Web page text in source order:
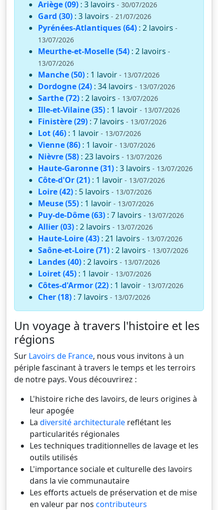
Ariège (09) : 3 lavoirs - 30/07/2026
Gard (30) : 3 lavoirs - 21/07/2026
Pyrénées-Atlantiques (64) : 2 lavoirs -
13/07/2026
Meurthe-et-Moselle (54) : 2 lavoirs -
13/07/2026
Manche (50) : 1 lavoir - 13/07/2026
Dordogne (24) : 34 lavoirs - 13/07/2026
Sarthe (72) : 2 lavoirs - 13/07/2026
Ille-et-Vilaine (35) : 1 lavoir - 13/07/2026
Finistère (29) : 7 lavoirs - 13/07/2026
Lot (46) : 1 lavoir - 13/07/2026
Vienne (86) : 1 lavoir - 13/07/2026
Nièvre (58) : 23 lavoirs - 13/07/2026
Haute-Garonne (31) : 3 lavoirs - 13/07/2026
Côte-d'Or (21) : 1 lavoir - 13/07/2026
Loire (42) : 5 lavoirs - 13/07/2026
Meuse (55) : 1 lavoir - 13/07/2026
Puy-de-Dôme (63) : 7 lavoirs - 13/07/2026
Allier (03) : 2 lavoirs - 13/07/2026
Haute-Loire (43) : 21 lavoirs - 13/07/2026
Saône-et-Loire (71) : 2 lavoirs - 13/07/2026
Landes (40) : 2 lavoirs - 13/07/2026
Loiret (45) : 1 lavoir - 13/07/2026
Côtes-d'Armor (22) : 1 lavoir - 13/07/2026
Cher (18) : 7 lavoirs - 13/07/2026
Un voyage à travers l'histoire et les
régions
Sur Lavoirs de France, nous vous invitons à un
périple fascinant à travers le temps et les terroirs
de notre pays. Vous découvrirez :
L'histoire riche des lavoirs, de leurs origines à
leur apogée
La diversité architecturale reflétant les
particularités régionales
Les techniques traditionnelles de lavage et les
outils utilisés
L'importance sociale et culturelle des lavoirs
dans la vie communautaire
Les efforts actuels de préservation et de mise
en valeur par nos contributeurs